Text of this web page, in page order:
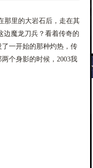
那里的大岩石后，走在其
边魔龙刀兵？看着传奇的
一开始的那种灼热，传
个身影的时候，2003我